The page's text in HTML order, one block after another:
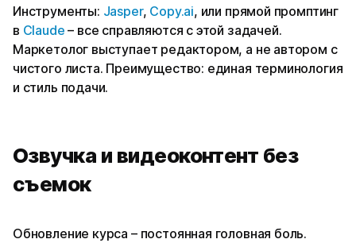
Инструменты: Jasper, Copy.ai, или прямой промптинг
в Claude – все справляются с этой задачей.
Маркетолог выступает редактором, а не автором с
чистого листа. Преимущество: единая терминология
и стиль подачи.
Озвучка и видеоконтент без
съемок
Обновление курса – постоянная головная боль.